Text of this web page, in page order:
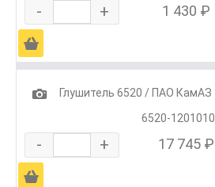
- + 1 430 ₽
Ä
1
Глушитель 6520 / ПАО КамАЗ
6520-1201010
- + 17 745 ₽
Ä